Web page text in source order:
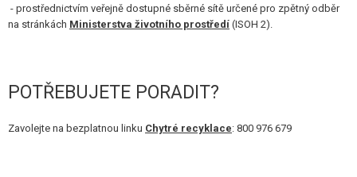
DOPLŇKY KE ZBRANÍM, POPRUHY
SERVIS A ÚDRŽBA ZBRANÍ
SEBEOBRANA, VÝCVIK, NOŽE
- prostřednictvím veřejně dostupné sběrné sítě určené pro zpětný odběr
na stránkách Ministerstva životního prostředí (ISOH 2).
POTŘEBUJETE PORADIT?
Zavolejte na bezplatnou linku Chytré recyklace: 800 976 679